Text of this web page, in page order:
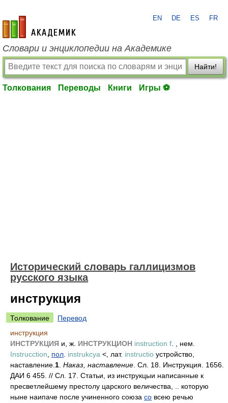
academic.ru
EN DE ES FR
Словари и энциклопедии на Академике
Найти!
Толкования Переводы Книги Игры ⚽
Исторический словарь галлицизмов
русского языка
инструкция
Толкование
Перевод
инструкция
ИНСТРУКЦИЯ и, ж. ИНСТРУКЦИОН instruction f . , нем.
Instrucction
пол instrukcya <, лат. instructio устройство,
наставление. 1 Наказ, наставление . Сл. 18. Инструкция. 1656.
ДАИ 6 455. // Сл. 17. Статьи, из инструкцыи написанные к
пресветлейшему престолу царского величества, .. которую
ныне наипаче после учиненного союза со всею речью